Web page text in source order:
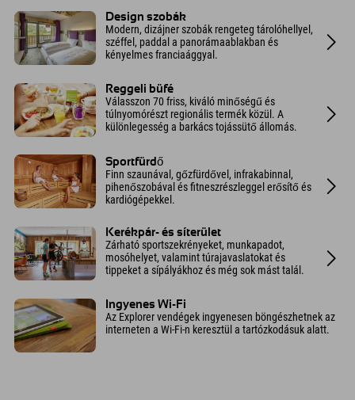
Design szobák
Modern, dizájner szobák rengeteg tárolóhellyel,
széffel, paddal a panorámaablakban és
kényelmes franciaággyal.
Reggeli büfé
Válasszon 70 friss, kiváló minőségű és
túlnyomórészt regionális termék közül. A
különlegesség a barkács tojássütő állomás.
Sportfürdő
Finn szaunával, gőzfürdővel, infrakabinnal,
pihenőszobával és fitneszrészleggel erősítő és
kardiógépekkel.
Kerékpár- és síterület
Zárható sportszekrényeket, munkapadot,
mosóhelyet, valamint túrajavaslatokat és
tippeket a sípályákhoz és még sok mást talál.
Ingyenes Wi-Fi
Az Explorer vendégek ingyenesen böngészhetnek az
interneten a Wi-Fi-n keresztül a tartózkodásuk alatt.